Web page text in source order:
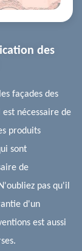
des
façades des
nécessaire de
produits
sont
de
pas qu'il
d'un
est aussi